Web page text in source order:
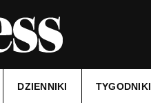
DZIENNIKI TYGODNIKI